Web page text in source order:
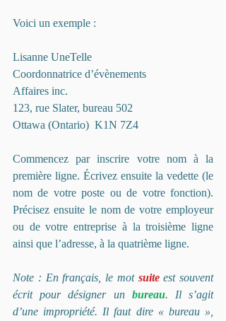
Voici un exemple :
Lisanne UneTelle
Coordonnatrice d’évènements
Affaires inc.
123, rue Slater, bureau 502
Ottawa (Ontario)  K1N 7Z4
Commencez par inscrire votre nom à la
première ligne. Écrivez ensuite la vedette (le
nom de votre poste ou de votre fonction).
Précisez ensuite le nom de votre employeur
ou de votre entreprise à la troisième ligne
ainsi que l’adresse, à la quatrième ligne.
Note : En français, le mot suite est souvent
écrit pour désigner un bureau. Il s’agit
d’une impropriété. Il faut dire « bureau »,